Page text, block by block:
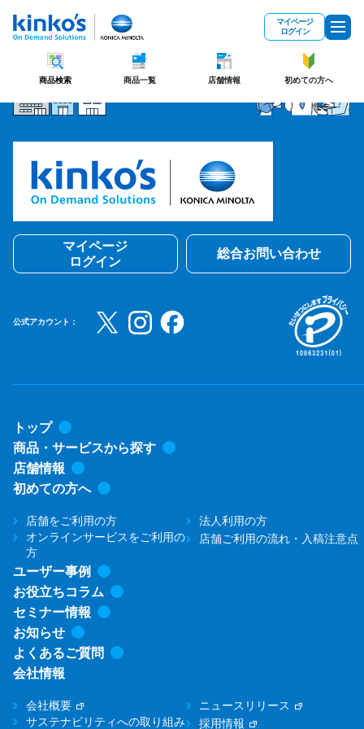
マイページ
ログイン
商品検索 商品一覧 店舗情報 初めての方へ
マイページ
ログイン
総合お問い合わせ
公式アカウント：
トップ
商品・サービスから探す
店舗情報
初めての方へ
店舗をご利用の方
法人利用の方
オンラインサービスをご利用の
方
店舗ご利用の流れ・入稿注意点
ユーザー事例
お役立ちコラム
セミナー情報
お知らせ
よくあるご質問
会社情報
会社概要
ニュースリリース
サステナビリティへの取り組み
採用情報